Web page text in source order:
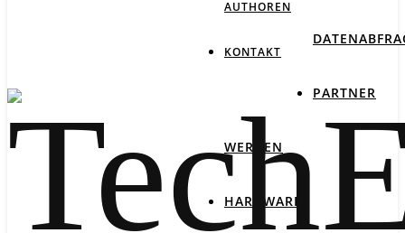
AUTHOREN
KONTAKT
PARTNER
WERDEN
HARDWARE